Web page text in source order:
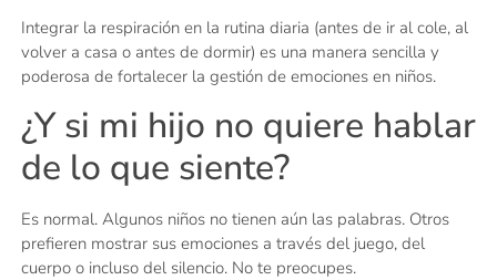
Integrar la respiración en la rutina diaria (antes de ir al cole, al
volver a casa o antes de dormir) es una manera sencilla y
poderosa de fortalecer la gestión de emociones en niños.
¿Y si mi hijo no quiere hablar
de lo que siente?
Es normal. Algunos niños no tienen aún las palabras. Otros
prefieren mostrar sus emociones a través del juego, del
cuerpo o incluso del silencio. No te preocupes.